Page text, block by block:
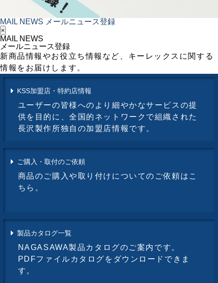
MAIL NEWS メールニュース登録
×
MAIL NEWS
メールニュース登録
新商品情報やお役立ち情報など、キーレックスに関する
情報をお届けします。
KSS加盟店・特約店情報
ユーザーの皆様へのより細やかなサービスの提
供を目的に、全国的ネットワークで組織された
長沢製作所独自の加盟店情報です。
ご購入・取付のご依頼
商品のご購入や取り付けについてのご依頼はこ
ちら。
製品カタログ一覧
NAGASAWA製品カタログのご案内です。
PDFファイルカタログをダウンロードできま
す。